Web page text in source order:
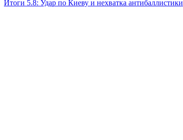
Итоги 5.8: Удар по Киеву и нехватка антибаллистики